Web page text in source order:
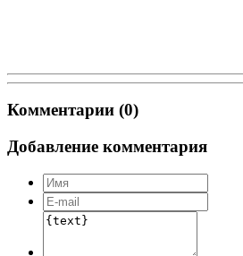
Комментарии (0)
Добавление комментария